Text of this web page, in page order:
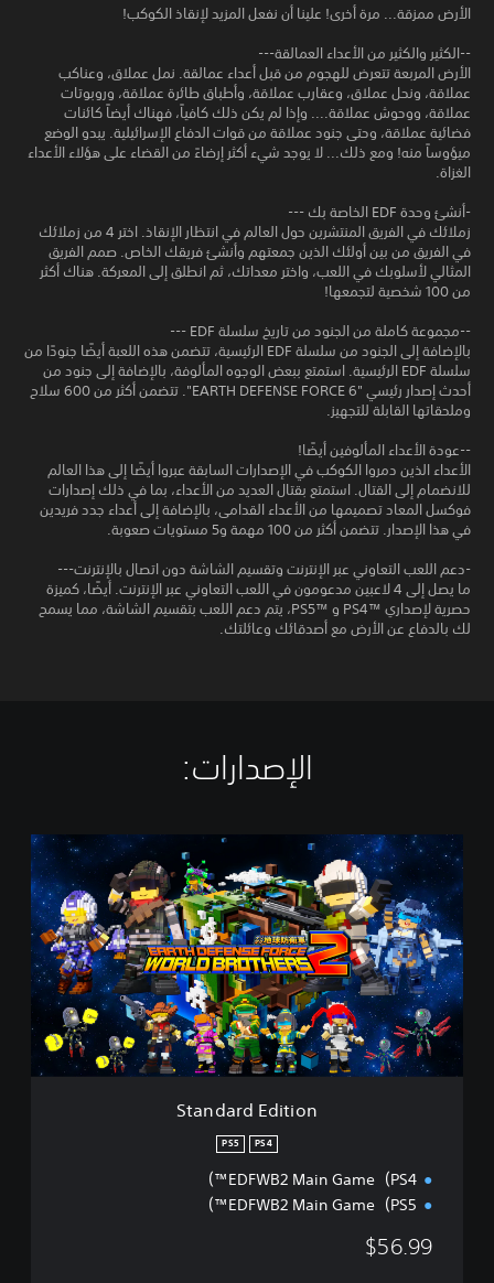
الأرض ممزقة... مرة أخرى! علينا أن نفعل المزيد لإنقاذ الكوكب!
--الكثير والكثير من الأعداء العمالقة---
الأرض المربعة تتعرض للهجوم من قبل أعداء عمالقة. نمل عملاق، وعناكب
عملاقة، ونحل عملاق، وعقارب عملاقة، وأطباق طائرة عملاقة، وروبوتات
عملاقة، ووحوش عملاقة.... وإذا لم يكن ذلك كافياً، فهناك أيضاً كائنات
فضائية عملاقة، وحتى جنود عملاقة من قوات الدفاع الإسرائيلية. يبدو الوضع
ميؤوساً منه! ومع ذلك... لا يوجد شيء أكثر إرضاءً من القضاء على هؤلاء الأعداء
الغزاة.
-أنشئ وحدة EDF الخاصة بك ---
زملائك في الفريق المنتشرين حول العالم في انتظار الإنقاذ. اختر 4 من زملائك
في الفريق من بين أولئك الذين جمعتهم وأنشئ فريقك الخاص. صمم الفريق
المثالي لأسلوبك في اللعب، واختر معداتك، ثم انطلق إلى المعركة. هناك أكثر
من 100 شخصية لتجمعها!
--مجموعة كاملة من الجنود من تاريخ سلسلة EDF ---
بالإضافة إلى الجنود من سلسلة EDF الرئيسية، تتضمن هذه اللعبة أيضًا جنودًا من
سلسلة EDF الرئيسية. استمتع ببعض الوجوه المألوفة، بالإضافة إلى جنود من
أحدث إصدار رئيسي "EARTH DEFENSE FORCE 6". تتضمن أكثر من 600 سلاح
وملحقاتها القابلة للتجهيز.
--عودة الأعداء المألوفين أيضًا!
الأعداء الذين دمروا الكوكب في الإصدارات السابقة عبروا أيضًا إلى هذا العالم
للانضمام إلى القتال. استمتع بقتال العديد من الأعداء، بما في ذلك إصدارات
فوكسل المعاد تصميمها من الأعداء القدامى، بالإضافة إلى أعداء جدد فريدين
في هذا الإصدار. تتضمن أكثر من 100 مهمة و5 مستويات صعوبة.
-دعم اللعب التعاوني عبر الإنترنت وتقسيم الشاشة دون اتصال بالإنترنت---
ما يصل إلى 4 لاعبين مدعومون في اللعب التعاوني عبر الإنترنت. أيضًا، كميزة
حصرية لإصداري ™PS4 و ™PS5، يتم دعم اللعب بتقسيم الشاشة، مما يسمح
لك بالدفاع عن الأرض مع أصدقائك وعائلتك.
الإصدارات:‏
S
t
a
d
a
r
d
E
d
t
Standard Edition
PS4
PS5
EDFWB2 Main Game（PS4™）
EDFWB2 Main Game（PS5™）
$56.99